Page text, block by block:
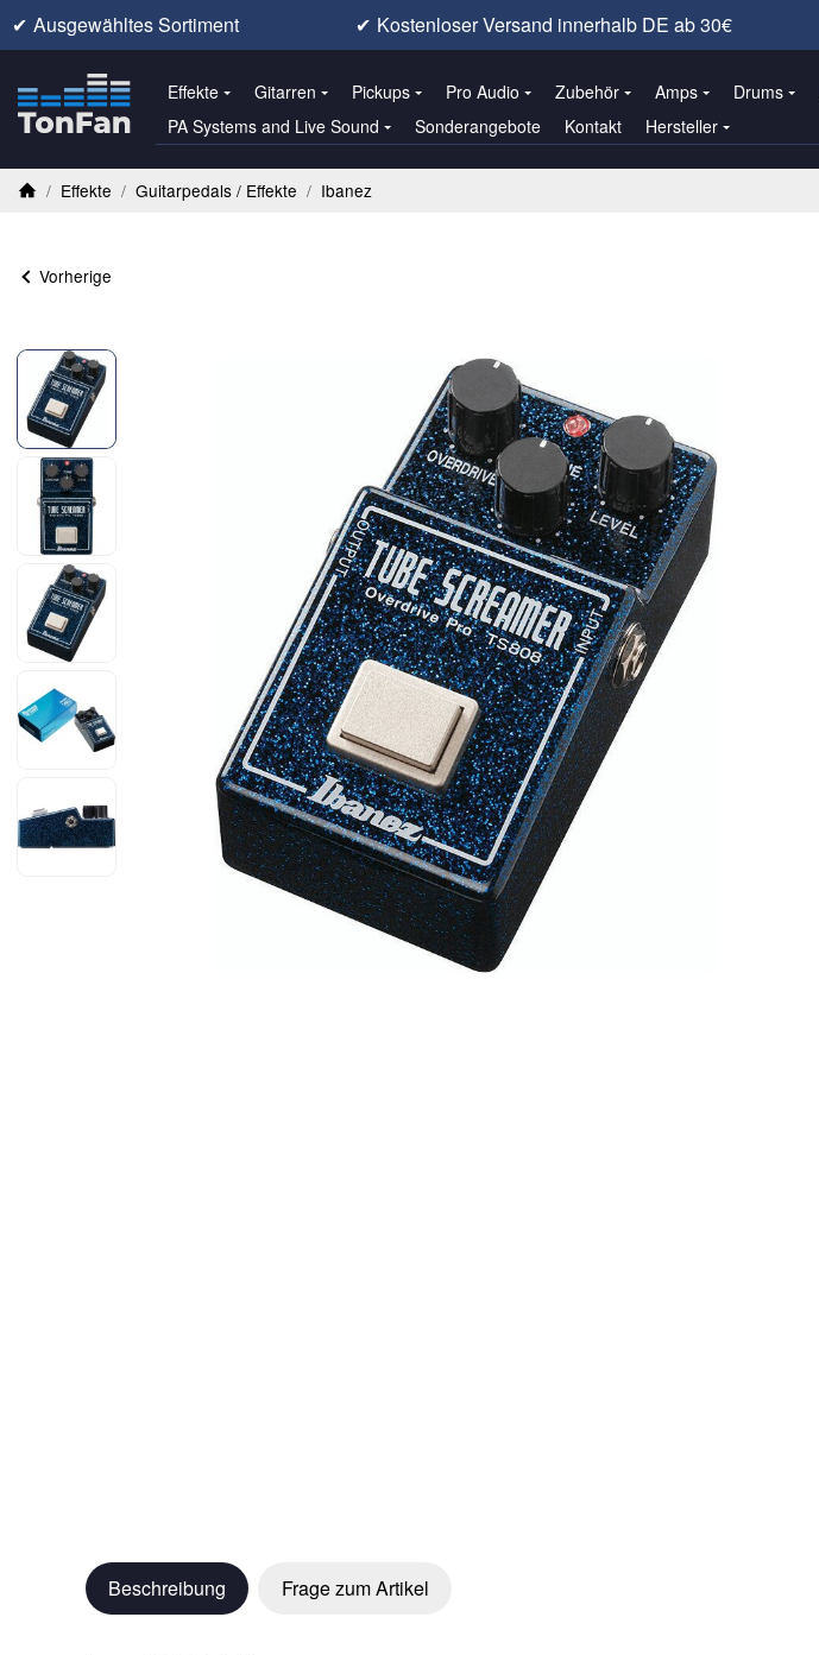
✔ Ausgewähltes Sortiment ✔ Kostenloser Versand innerhalb DE ab 30€
Effekte Gitarren Pickups Pro Audio Zubehör Amps Drums
PA Systems and Live Sound
Sonderangebote Kontakt Hersteller
/ Effekte / Guitarpedals / Effekte / Ibanez
Vorherige
Beschreibung Frage zum Artikel